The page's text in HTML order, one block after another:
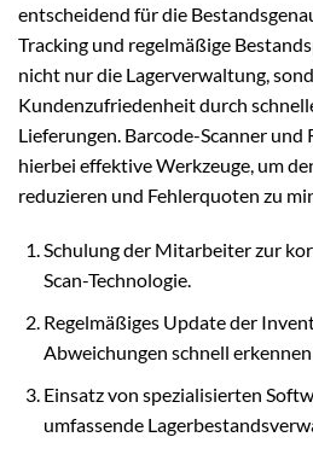
entscheidend für die
Tracking und regelmäßige
nicht nur die Lagerverwaltung,
Kundenzufriedenheit durch
Lieferungen. Barcode-Scanner und
hierbei effektive Werkzeuge, um
reduzieren und Fehlerquoten zu
Schulung der Mitarbeiter zur
Scan-Technologie.
Regelmäßiges Update der
Abweichungen schnell
Einsatz von spezialisierten
umfassende